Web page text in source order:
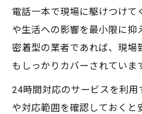
電話一本で現場に駆けつけて
や生活への影響を最小限に抑
密着型の業者であれば、現場
もしっかりカバーされていま
24時間対応のサービスを利
や対応範囲を確認しておくと